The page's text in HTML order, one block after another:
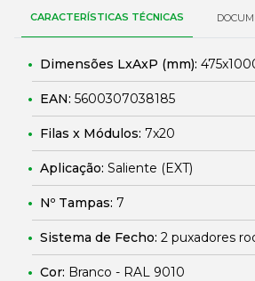
CARACTERÍSTICAS TÉCNICAS
Dimensões LxAxP (mm):
EAN: 5600307038185
Filas x Módulos: 7x20
Aplicação: Saliente (EXT)
Nº Tampas: 7
Sistema de Fecho: 2 puxadores
Cor: Branco - RAL 9010